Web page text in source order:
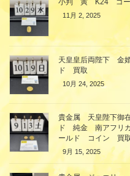
小判 寅 K24 ゴ
11月 2, 2025
天皇皇后両陛下
ド 買取
10月 24, 2025
貴金属 天皇陛下御
ド 純金 南アフリ
ールド コイン 買
9月 15, 2025